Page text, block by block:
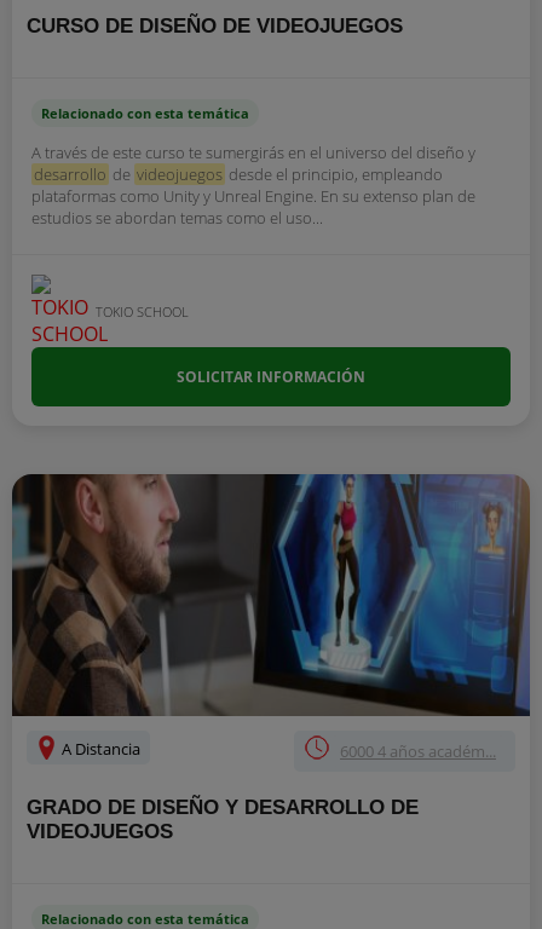
CURSO DE DISEÑO DE VIDEOJUEGOS
Relacionado con esta temática
A través de este curso te sumergirás en el universo del diseño y
desarrollo de videojuegos desde el principio, empleando
plataformas como Unity y Unreal Engine. En su extenso plan de
estudios se abordan temas como el uso...
TOKIO SCHOOL
SOLICITAR INFORMACIÓN
A Distancia 6000 4 años académ...
GRADO DE DISEÑO Y DESARROLLO DE
VIDEOJUEGOS
Relacionado con esta temática